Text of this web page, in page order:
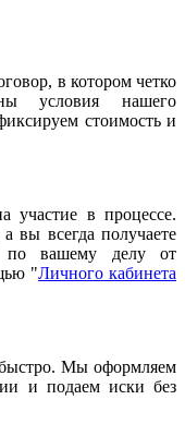
в котором четко
условия нашего
стоимость и
в процессе.
вы всегда получаете
вашему делу от
"Личного кабинета
Мы оформляем
и подаем иски без